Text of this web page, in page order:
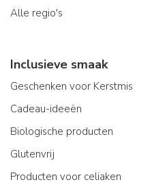
Alle regio's
Inclusieve smaak
Geschenken voor Kerstmis
Cadeau-ideeën
Biologische producten
Glutenvrij
Producten voor celiaken